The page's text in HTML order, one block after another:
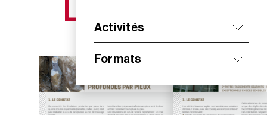
Activités
Formats
NOS NOUVEAUTÉS